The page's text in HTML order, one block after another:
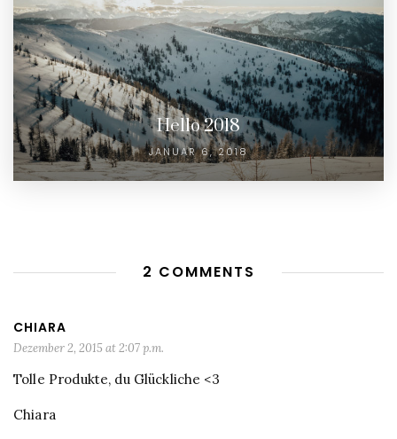
Hello 2018
JANUAR 6, 2018
2 COMMENTS
CHIARA
Dezember 2, 2015 at 2:07 p.m.
Tolle Produkte, du Glückliche <3
Chiara